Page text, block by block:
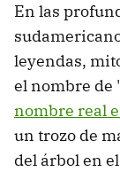
En las
leyendas,
el nombre de
nombre real
un trozo de
del árbol en